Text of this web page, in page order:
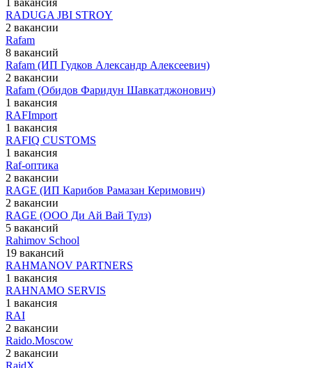
1 вакансия
RADUGA JBI STROY
2 вакансии
Rafam
8 вакансий
Rafam (ИП Гудков Александр Алексеевич)
2 вакансии
Rafam (Обидов Фаридун Шавкатджонович)
1 вакансия
RAFImport
1 вакансия
RAFIQ CUSTOMS
1 вакансия
Raf-оптика
2 вакансии
RAGE (ИП Карибов Рамазан Керимович)
2 вакансии
RAGE (ООО Ди Ай Вай Тулз)
5 вакансий
Rahimov School
19 вакансий
RAHMANOV PARTNERS
1 вакансия
RAHNAMO SERVIS
1 вакансия
RAI
2 вакансии
Raido.Moscow
2 вакансии
RaidX